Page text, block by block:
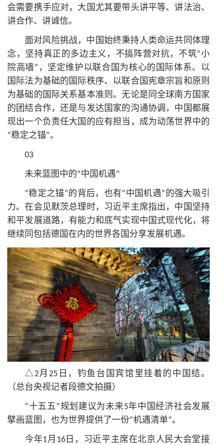
会需要携手应对，大国尤其要带头讲平等、讲法治、
讲合作、讲诚信。
面对风险挑战，中国始终秉持人类命运共同体理
念，坚持真正的多边主义，不搞阵营对抗，不筑“小
院高墙”，坚定维护以联合国为核心的国际体系、以
国际法为基础的国际秩序、以联合国宪章宗旨和原则
为基础的国际关系基本准则。无论是同全球南方国家
的团结合作，还是与发达国家的沟通协调，中国都展
现出一个负责任大国的应有担当，成为动荡世界中的
“稳定之锚”。
03
未来蓝图中的“中国机遇”
“稳定之锚”的背后，也有“中国机遇”的强大吸引
力。在会见默茨总理时，习近平主席指出，中国坚持
和平发展道路，有能力和底气实现中国式现代化，将
继续同包括德国在内的世界各国分享发展机遇。
△2月25日，钓鱼台国宾馆里挂着的中国结。
（总台央视记者段德文拍摄）
“十五五”规划建议为未来5年中国经济社会发展
擘画蓝图，也为世界提供了一份“机遇清单”。
今年1月16日，习近平主席在北京人民大会堂接